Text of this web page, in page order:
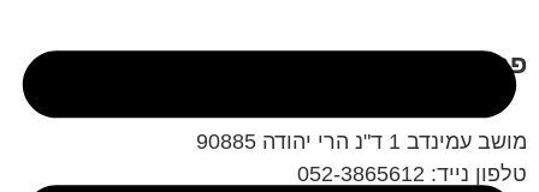
פרטי התקשרות
מושב עמינדב 1 ד"נ הרי יהודה 90885
טלפון נייד: 052-3865612